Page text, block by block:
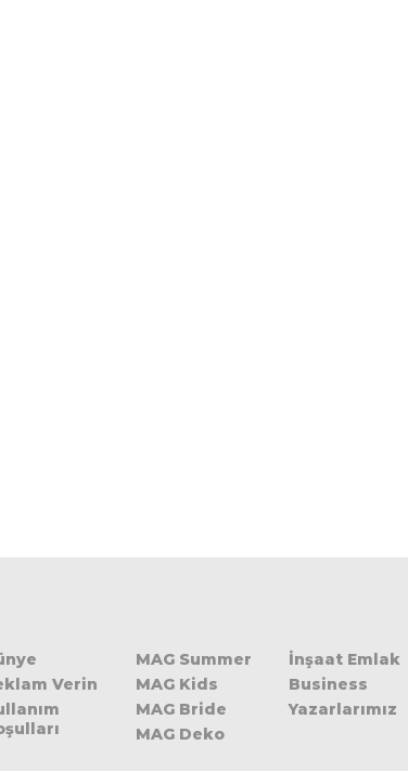
Verin
MAG Summer
MAG Kids
MAG Bride
MAG Deko
İnşaat Emlak
Business
Yazarlarımız